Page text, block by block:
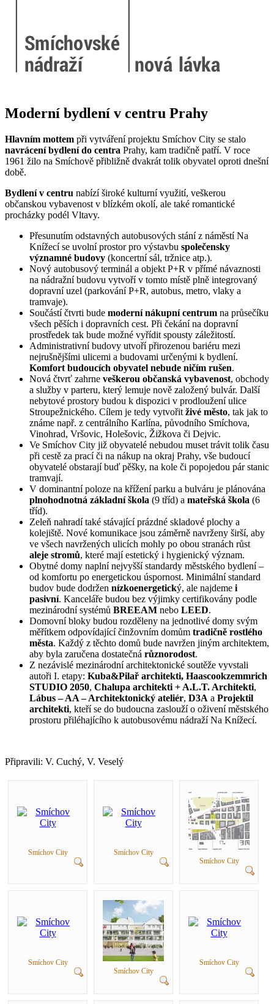
Moderní bydlení v centru Prahy
Hlavním mottem při vytváření projektu Smíchov City se stalo
navrácení bydlení do centra Prahy, kam tradičně patří. V roce
1961 žilo na Smíchově přibližně dvakrát tolik obyvatel oproti dnešní
době.
Bydlení v centru nabízí široké kulturní využití, veškerou
občanskou vybavenost v blízkém okolí, ale také romantické
procházky podél Vltavy.
Přesunutím odstavných autobusových stání z náměstí Na
Knížecí se uvolní prostor pro výstavbu společensky
významné budovy (koncertní sál, tržnice atp.).
Nový autobusový terminál a objekt P+R v přímé návaznosti
na nádražní budovu vytvoří v tomto místě plně integrovaný
dopravní uzel (parkování P+R, autobus, metro, vlaky a
tramvaje).
Součástí čtvrti bude moderní nákupní centrum na průsečíku
všech pěších i dopravních cest. Při čekání na dopravní
prostředek tak bude možné vyřídit spousty záležitostí.
Administrativní budovy utvoří přirozenou bariéru mezi
nejrušnějšími ulicemi a budovami určenými k bydlení.
Komfort budoucích obyvatel nebude ničím rušen.
Nová čtvrť zahrne veškerou občanská vybavenost, obchody
a služby v parteru, který lemuje nově založený bulvár. Další
nebytové prostory budou k dispozici v prodloužení ulice
Stroupežnického. Cílem je tedy vytvořit živé město, tak jak to
známe např. z centrálního Karlína, původního Smíchova,
Vinohrad, Vršovic, Holešovic, Žižkova či Dejvic.
Ve Smíchov City již obyvatelé nebudou muset trávit tolik času
při cestě za prací či na nákup na okraj Prahy, vše budoucí
obyvatelé obstarají buď pěšky, na kole či popojedou pár stanic
tramvají.
V dominantní poloze na křížení parku a bulváru je plánována
plnohodnotná základní škola (9 tříd) a mateřská škola (6
tříd).
Zeleň nahradí také stávající prázdné skladové plochy a
kolejiště. Nové komunikace jsou záměrně navrženy širší, aby
ve všech navržených ulicích mohly po obou stranách růst
aleje stromů, které mají estetický i hygienický význam.
Obytné domy naplní nejvyšší standardy městského bydlení –
od komfortu po energetickou úspornost. Minimální standard
budov bude dodržen nízkoenergetický, ale najdeme i
pasivní. Kanceláře budou bez výjimky certifikovány podle
mezinárodní systémů BREEAM nebo LEED.
Domovní bloky budou rozděleny na jednotlivé domy svým
měřítkem odpovídající činžovním domům tradičně rostlého
města. Každý z těchto domů bude navržen jiným architektem,
aby byla zaručena dostatečná různorodost.
Z nezávislé mezinárodní architektonické soutěže vyvstali
autoři I. etapy: Kuba&Pilař architekti, Haascookzemmrich
STUDIO 2050, Chalupa architekti + A.L.T. Architekti,
Lábus – AA – Architektonický ateliér, D3A a Projektil
architekti, kteří se do budoucna zaslouží o oživení městského
prostoru přiléhajícího k autobusovému nádraží Na Knížecí.
Připravili: V. Cuchý, V. Veselý
Smíchov City
Smíchov City
Smíchov City
Smíchov City
Smíchov City
Smíchov City